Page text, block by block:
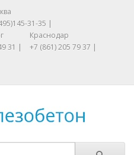
31-35 |
31 |
Краснодар
+7 (861) 205 79 37 |